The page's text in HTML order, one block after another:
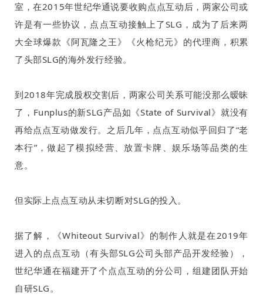
室，在2015年世纪华通说要收购点点互动后，两家公司或
许是有一些协议，点点互动接触上了SLG ，成为了后来两
大全球爆款《阿瓦隆之王》《火枪纪元》的代理商，积累
了头部SLG的海外发行经验。
到2018年完成股权交割后，两家公司关系可能没那么暧昧
了， Funplus的新SLG产品如《State of Survival》就没有
再给点点互动做发行。之后几年，点点互动似乎回归了“老
本行”，做起了模拟经营、放置卡牌、娱乐场等品类的生
意。
但实际上点点互动从未切断对SLG的投入。
据了解，《Whiteout Survival》的制作人就是在2019年
进入的点点互动（有头部SLG公司头部产品开发经验），
世纪华通在福建开了个点点互动的分公司，组建团队开始
自研SLG。